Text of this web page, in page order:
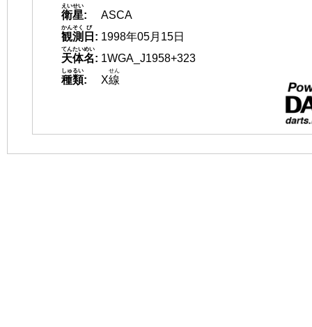
衛星
えいせい
:
ASCA
観測
かんそく
日
び
: 1998年05月15日
天体名
てんたいめい
: 1WGA_J1958+323
種類
しゅるい
: X線
せん